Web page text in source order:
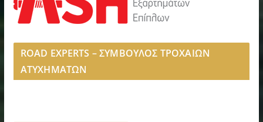
ROAD EXPERTS – ΣΥΜΒΟΥΛΟΣ ΤΡΟΧΑΙΩΝ
ΑΤΥΧΗΜΑΤΩΝ